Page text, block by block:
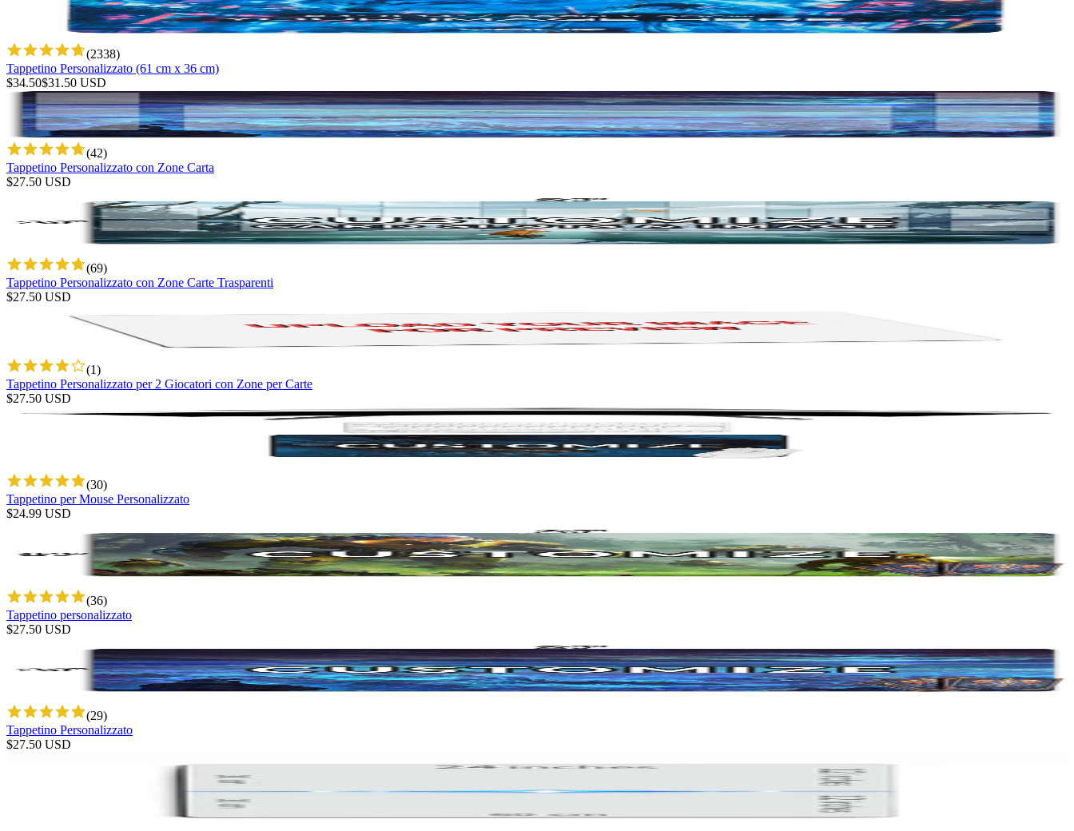
(2338)
Tappetino Personalizzato (61 cm x 36 cm)
$34.50$31.50 USD
(42)
Tappetino Personalizzato con Zone Carta
$27.50 USD
(69)
Tappetino Personalizzato con Zone Carte Trasparenti
$27.50 USD
(1)
Tappetino Personalizzato per 2 Giocatori con Zone per Carte
$27.50 USD
(30)
Tappetino per Mouse Personalizzato
$24.99 USD
(36)
Tappetino personalizzato
$27.50 USD
(29)
Tappetino Personalizzato
$27.50 USD